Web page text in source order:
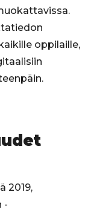
oppilaille,
2019,
-